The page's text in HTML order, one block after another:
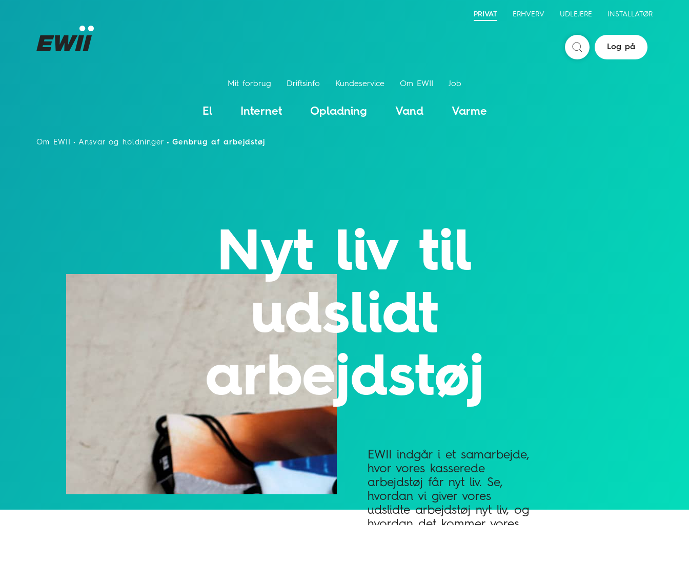
PRIVAT ERHVERV UDLEJERE INSTALLATØR
Søg Log på
Mit forbrug Driftsinfo Kundeservice Om EWII Job
El Internet Opladning Vand Varme
Om EWII Ansvar og holdninger Genbrug af arbejdstøj
Nyt liv til
udslidt
arbejdstøj
EWII indgår i et samarbejde,
hvor vores kasserede
arbejdstøj får nyt liv. Se,
hvordan vi giver vores
udslidte arbejdstøj nyt liv, og
hvordan det kommer vores